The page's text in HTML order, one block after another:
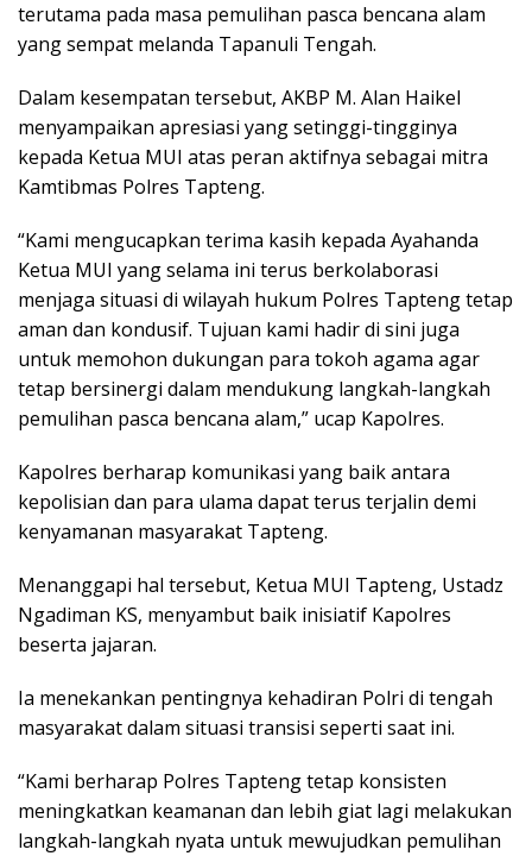
terutama pada masa pemulihan pasca bencana alam
yang sempat melanda Tapanuli Tengah.
Dalam kesempatan tersebut, AKBP M. Alan Haikel
menyampaikan apresiasi yang setinggi-tingginya
kepada Ketua MUI atas peran aktifnya sebagai mitra
Kamtibmas Polres Tapteng.
“Kami mengucapkan terima kasih kepada Ayahanda
Ketua MUI yang selama ini terus berkolaborasi
menjaga situasi di wilayah hukum Polres Tapteng tetap
aman dan kondusif. Tujuan kami hadir di sini juga
untuk memohon dukungan para tokoh agama agar
tetap bersinergi dalam mendukung langkah-langkah
pemulihan pasca bencana alam,” ucap Kapolres.
Kapolres berharap komunikasi yang baik antara
kepolisian dan para ulama dapat terus terjalin demi
kenyamanan masyarakat Tapteng.
Menanggapi hal tersebut, Ketua MUI Tapteng, Ustadz
Ngadiman KS, menyambut baik inisiatif Kapolres
beserta jajaran.
Ia menekankan pentingnya kehadiran Polri di tengah
masyarakat dalam situasi transisi seperti saat ini.
“Kami berharap Polres Tapteng tetap konsisten
meningkatkan keamanan dan lebih giat lagi melakukan
langkah-langkah nyata untuk mewujudkan pemulihan